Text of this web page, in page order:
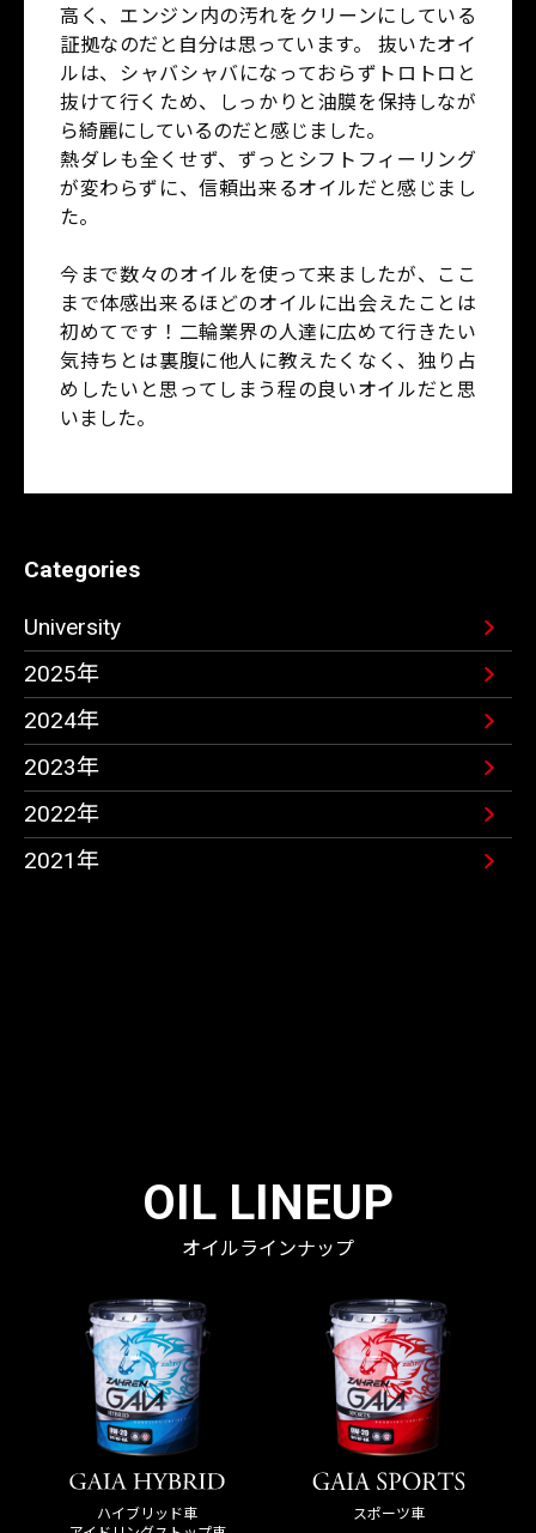
高く、エンジン内の汚れをクリーンにしている
証拠なのだと自分は思っています。 抜いたオイ
ルは、シャバシャバになっておらずトロトロと
抜けて行くため、しっかりと油膜を保持しなが
ら綺麗にしているのだと感じました。
熱ダレも全くせず、ずっとシフトフィーリング
が変わらずに、信頼出来るオイルだと感じまし
た。
今まで数々のオイルを使って来ましたが、ここ
まで体感出来るほどのオイルに出会えたことは
初めてです！二輪業界の人達に広めて行きたい
気持ちとは裏腹に他人に教えたくなく、独り占
めしたいと思ってしまう程の良いオイルだと思
いました。
Categories
University
2025年
2024年
2023年
2022年
2021年
OIL LINEUP
オイルラインナップ
ハイブリッド車
スポーツ車